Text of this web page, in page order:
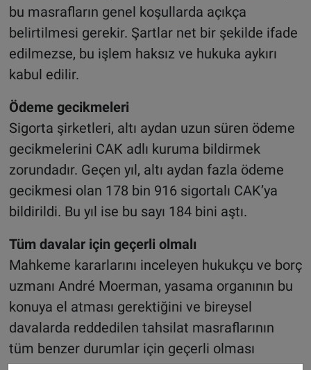
bu masrafların genel koşullarda açıkça
belirtilmesi gerekir. Şartlar net bir şekilde ifade
edilmezse, bu işlem haksız ve hukuka aykırı
kabul edilir.
Ödeme gecikmeleri
Sigorta şirketleri, altı aydan uzun süren ödeme
gecikmelerini CAK adlı kuruma bildirmek
zorundadır. Geçen yıl, altı aydan fazla ödeme
gecikmesi olan 178 bin 916 sigortalı CAK’ya
bildirildi. Bu yıl ise bu sayı 184 bini aştı.
Tüm davalar için geçerli olmalı
Mahkeme kararlarını inceleyen hukukçu ve borç
uzmanı André Moerman, yasama organının bu
konuya el atması gerektiğini ve bireysel
davalarda reddedilen tahsilat masraflarının
tüm benzer durumlar için geçerli olması